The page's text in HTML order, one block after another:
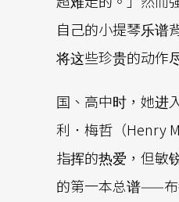
自己的小提琴乐谱
将这些珍贵的动作
国、高中时，她进
利．梅哲（Henry
指挥的热爱，但敏
的第一本总谱——布